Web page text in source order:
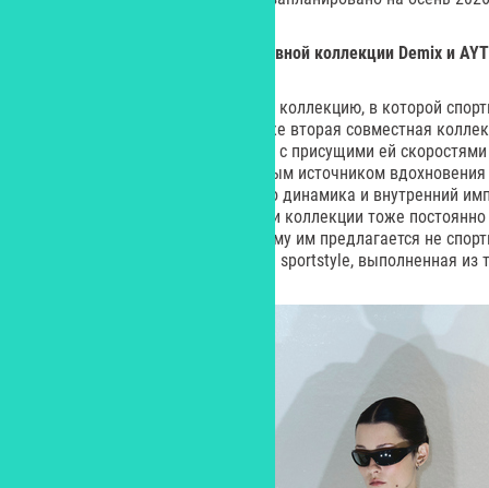
Пульс большого города в спортивной коллекции Demix и
Demix и бренд AYTΛO выпустили коллекцию, в которой
ритмом большого города. Это уже вторая совместная
помещенного в городскую среду с присущими ей
получает новое развитие. Главным источником
над коллаборацией, стал бег, его динамика и внутренний
ритмом жизни мегаполиса. Герои коллекции тоже
новых идей и обновления, поэтому им предлагается не
функциональная одежда в стиле sportstyle, выполненная из